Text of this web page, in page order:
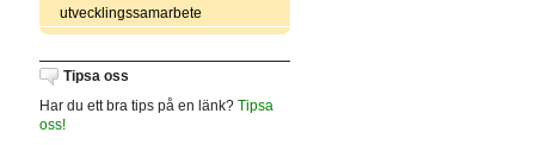
utvecklingssamarbete
Tipsa oss
Har du ett bra tips på en länk? Tipsa
oss!